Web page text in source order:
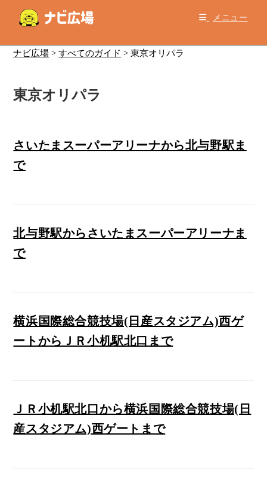
メニュー
ナビ広場 >すべてのガイド >東京オリパラ
東京オリパラ
さいたまスーパーアリーナから北与野駅ま
で
北与野駅からさいたまスーパーアリーナま
で
横浜国際総合競技場(日産スタジアム)西ゲ
ートからＪＲ小机駅北口まで
ＪＲ小机駅北口から横浜国際総合競技場(日
産スタジアム)西ゲートまで